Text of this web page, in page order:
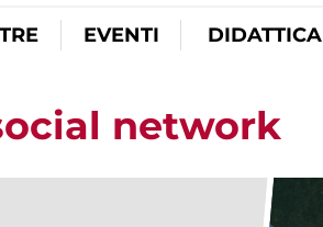
EVENTI DIDATTICA
network